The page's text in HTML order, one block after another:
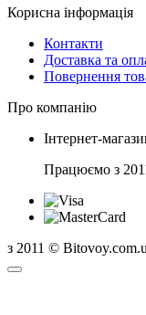
Корисна інформація
Контакти
Доставка та
Повернення
Про компанію
Інтернет-
Працюємо з
з 2011 ©